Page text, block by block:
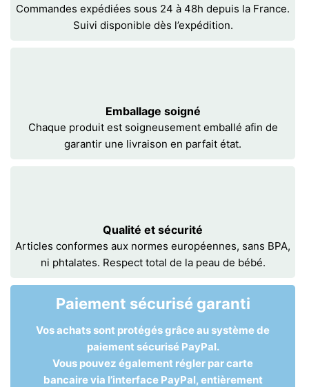
Commandes expédiées sous 24 à 48h depuis la France.
Suivi disponible dès l’expédition.
Emballage soigné
Chaque produit est soigneusement emballé afin de
garantir une livraison en parfait état.
Qualité et sécurité
Articles conformes aux normes européennes, sans BPA,
ni phtalates. Respect total de la peau de bébé.
Paiement sécurisé garanti
Vos achats sont protégés grâce au système de
paiement sécurisé PayPal.
Vous pouvez également régler par carte
bancaire via l’interface PayPal, entièrement